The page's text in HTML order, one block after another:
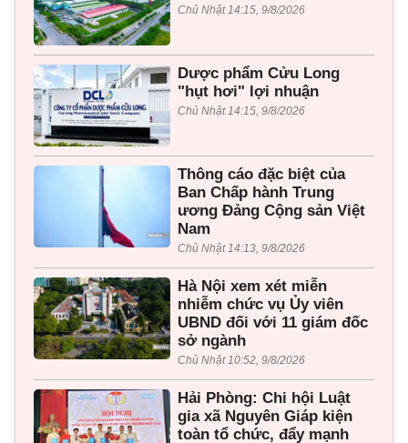
Chủ Nhật 14:15, 9/8/2026
Dược phẩm Cửu Long
"hụt hơi" lợi nhuận
Chủ Nhật 14:15, 9/8/2026
Thông cáo đặc biệt của
Ban Chấp hành Trung
ương Đảng Cộng sản Việt
Nam
Chủ Nhật 14:13, 9/8/2026
Hà Nội xem xét miễn
nhiễm chức vụ Ủy viên
UBND đối với 11 giám đốc
sở ngành
Chủ Nhật 10:52, 9/8/2026
Hải Phòng: Chi hội Luật
gia xã Nguyên Giáp kiện
toàn tổ chức, đẩy mạnh